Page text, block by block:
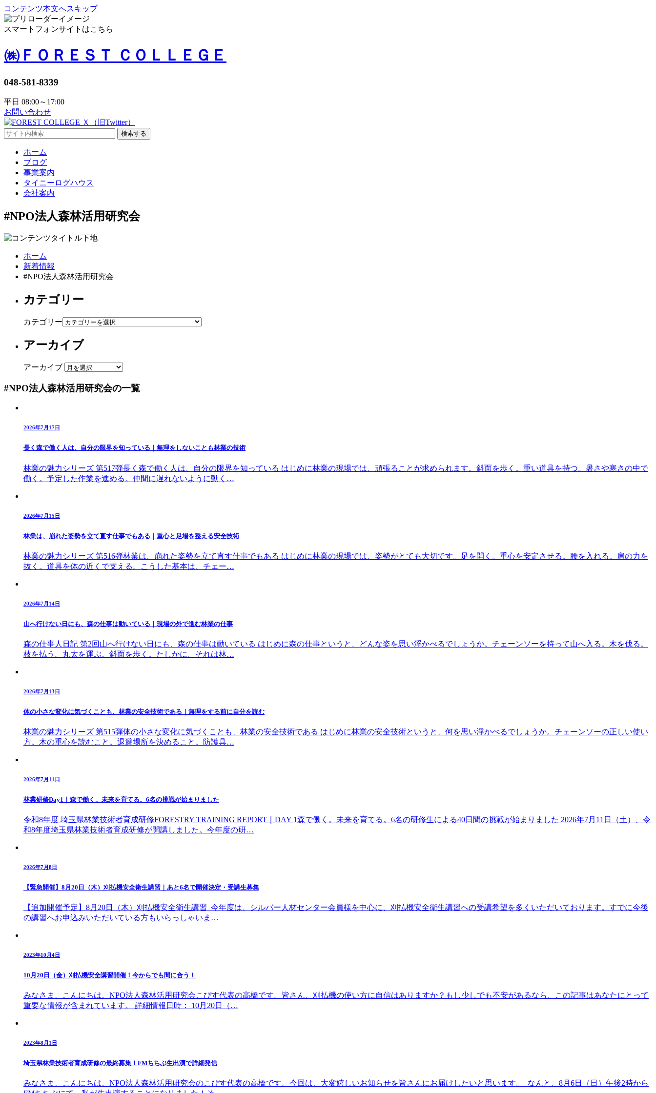
コンテンツ本文へスキップ
スマートフォンサイトはこちら
㈱ＦＯＲＥＳＴ ＣＯＬＬＥＧＥ
048-581-8339
平日 08:00～17:00
お問い合わせ
検索する
ホーム
ブログ
事業案内
タイニーログハウス
会社案内
#NPO法人森林活用研究会
ホーム
新着情報
#NPO法人森林活用研究会
カテゴリー
カテゴリー
アーカイブ
アーカイブ
#NPO法人森林活用研究会の一覧
2026年7月17日
長く森で働く人は、自分の限界を知っている｜無理をしないことも林業の技術
林業の魅力シリーズ 第517弾長く森で働く人は、自分の限界を知っている はじめに林業の現場では、頑張ることが求められます。斜面を歩く。重い道具を持つ。暑さや寒さの中で
働く。予定した作業を進める。仲間に遅れないように動く…
2026年7月15日
林業は、崩れた姿勢を立て直す仕事でもある｜重心と足場を整える安全技術
林業の魅力シリーズ 第516弾林業は、崩れた姿勢を立て直す仕事でもある はじめに林業の現場では、姿勢がとても大切です。足を開く。重心を安定させる。腰を入れる。肩の力を
抜く。道具を体の近くで支える。こうした基本は、チェー…
2026年7月14日
山へ行けない日にも、森の仕事は動いている｜現場の外で進む林業の仕事
森の仕事人日記 第2回山へ行けない日にも、森の仕事は動いている はじめに森の仕事というと、どんな姿を思い浮かべるでしょうか。チェーンソーを持って山へ入る。木を伐る。
枝を払う。丸太を運ぶ。斜面を歩く。たしかに、それは林…
2026年7月13日
体の小さな変化に気づくことも、林業の安全技術である｜無理をする前に自分を読む
林業の魅力シリーズ 第515弾体の小さな変化に気づくことも、林業の安全技術である はじめに林業の安全技術というと、何を思い浮かべるでしょうか。チェーンソーの正しい使い
方。木の重心を読むこと。退避場所を決めること。防護具…
2026年7月11日
林業研修Day1｜森で働く。未来を育てる。6名の挑戦が始まりました
令和8年度 埼玉県林業技術者育成研修FORESTRY TRAINING REPORT｜DAY 1森で働く。未来を育てる。6名の研修生による40日間の挑戦が始まりました 2026年7月11日（土）、令
和8年度埼玉県林業技術者育成研修が開講しました。今年度の研…
2026年7月8日
【緊急開催】8月20日（木）刈払機安全衛生講習｜あと6名で開催決定・受講生募集
【追加開催予定】8月20日（木）刈払機安全衛生講習 今年度は、シルバー人材センター会員様を中心に、刈払機安全衛生講習への受講希望を多くいただいております。すでに今後
の講習へお申込みいただいている方もいらっしゃいま…
2023年10月4日
10月20日（金）刈払機安全講習開催！今からでも間に合う！
みなさま、こんにちは。NPO法人森林活用研究会こぴす代表の高橋です。皆さん、刈払機の使い方に自信はありますか？もし少しでも不安があるなら、この記事はあなたにとって
重要な情報が含まれています。 詳細情報日時： 10月20日（…
2023年8月1日
埼玉県林業技術者育成研修の最終募集！FMちちぶ生出演で詳細発信
みなさま、こんにちは。NPO法人森林活用研究会のこぴす代表の高橋です。今回は、大変嬉しいお知らせを皆さんにお届けしたいと思います。 なんと、8月6日（日）午後2時から